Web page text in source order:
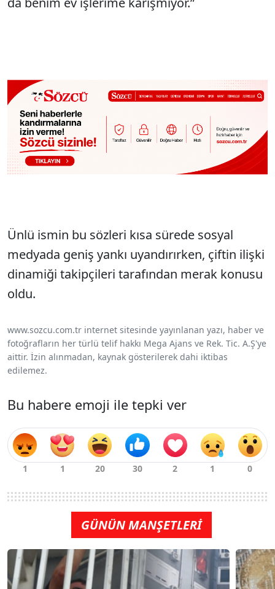
Ünlü ismin bu sözleri kısa sürede sosyal
medyada geniş yankı uyandırırken, çiftin ilişki
dinamiği takipçileri tarafından merak konusu
oldu.
www.sozcu.com.tr internet sitesinde yayınlanan yazı, haber ve
fotoğrafların her türlü telif hakkı Mega Ajans ve Rek. Tic. A.Ş'ye
aittir. İzin alınmadan, kaynak gösterilerek dahi iktibas
edilemez.
Bu habere emoji ile tepki ver
GÜNÜN MANŞETLERİ